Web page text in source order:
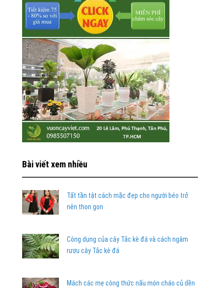
Bài viết xem nhiều
Tất tần tật cách mặc đẹp cho người béo trở
nên thon gọn
Công dụng của cây Tắc kè đá và cách ngâm
rượu cây Tắc kè đá
Mách các mẹ công thức nấu món cháo củ dền